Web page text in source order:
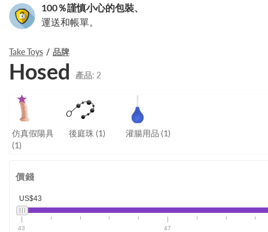
100％謹慎小心的包裝、
運送和帳單。
Take Toys 品牌
Hosed 產品: 2
仿真假陽具
(1)
後庭珠 (1) 灌腸用品 (1)
價錢
US$43
43 47